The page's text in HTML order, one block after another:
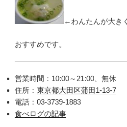
←わんたんが大き
おすすめです。
営業時間：10:00～21:00、無休
住所： 東京都大田区蒲田1-13-7
電話：03-3739-1883
食べログの記事